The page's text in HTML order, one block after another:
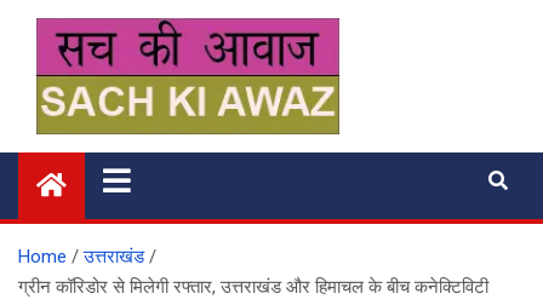
content
सच की आवाज
Home
उत्तराखंड
ग्रीन कॉरिडोर से मिलेगी रफ्तार, उत्तराखंड और हिमाचल के बीच कनेक्टिविटी